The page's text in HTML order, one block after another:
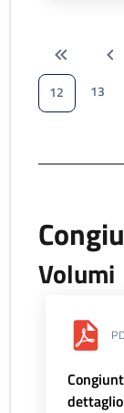
12
13
Volumi